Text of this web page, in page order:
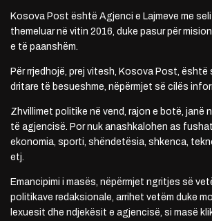
Kosova Post është Agjenci e Lajmeve me
themeluar në vitin 2016, duke pasur për
e të paanshëm.
Për rrjedhojë, prej vitesh, Kosova Post, është
dritare të besueshme, nëpërmjet së cilës
Zhvillimet politike në vend, rajon e botë, janë
të agjencisë. Por nuk anashkalohen as
ekonomia, sporti, shëndetësia, shkenca,
etj.
Emancipimi i masës, nëpërmjet ngritjes së
politikave redaksionale, arrihet vetëm duke
lexuesit dhe ndjekësit e agjencisë, si masë